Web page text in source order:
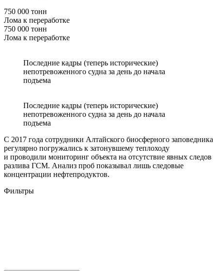
750 000 тонн
Лома к переработке
750 000 тонн
Лома к переработке
Последние кадры (теперь исторические)
непотревоженного судна за день до начала
подъема
Последние кадры (теперь исторические)
непотревоженного судна за день до начала
подъема
С 2017 года сотрудники Алтайского биосферного заповедника
регулярно погружались к затонувшему теплоходу
и проводили мониторинг объекта на отсутствие явных следов
разлива ГСМ. Анализ проб показывал лишь следовые
концентрации нефтепродуктов.
Фильтры